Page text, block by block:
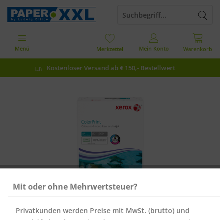
Kostenloser Versand ab € 150,- Bestellwert
Warenkorb
Merkzettel Mein Konto
Menü
Mit oder ohne Mehrwertsteuer?
Privatkunden werden Preise mit MwSt. (brutto) und